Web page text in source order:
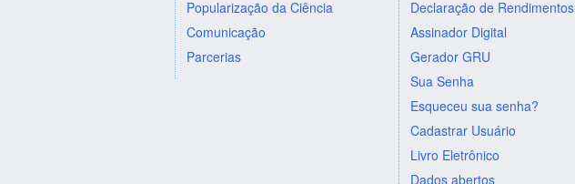
Popularização da Ciência
Comunicação
Parcerias
Declaração de Rendimentos
Assinador Digital
Gerador GRU
Sua Senha
Esqueceu sua senha?
Cadastrar Usuário
Livro Eletrônico
Dados abertos